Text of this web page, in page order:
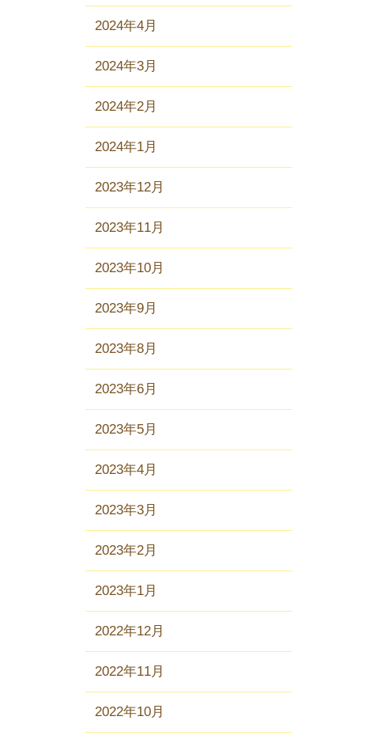
2024年4月
2024年3月
2024年2月
2024年1月
2023年12月
2023年11月
2023年10月
2023年9月
2023年8月
2023年6月
2023年5月
2023年4月
2023年3月
2023年2月
2023年1月
2022年12月
2022年11月
2022年10月